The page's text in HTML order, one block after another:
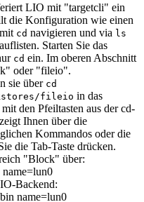
LIO mit "targetcli" ein
die Konfiguration wie einen
cd navigieren und via ls
Starten Sie das
cd ein. Im oberen Abschnitt
oder "fileio".
sie über cd
fileio in das
den Pfeiltasten aus der cd-
Ihnen über die
Kommandos oder die
die Tab-Taste drücken.
"Block" über:
name=lun0
Backend:
name=lun0